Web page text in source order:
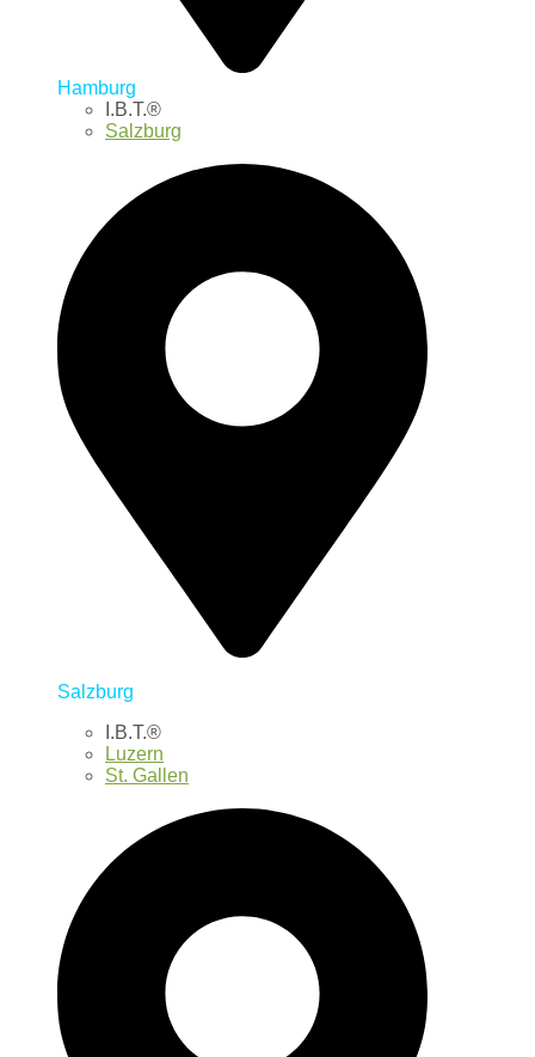
Hamburg
I.B.T.®
Salzburg
Salzburg
I.B.T.®
Luzern
St. Gallen